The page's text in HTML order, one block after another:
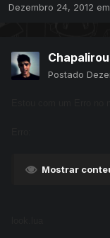
Dezembro 24, 2012 em
Postado
Mostrar